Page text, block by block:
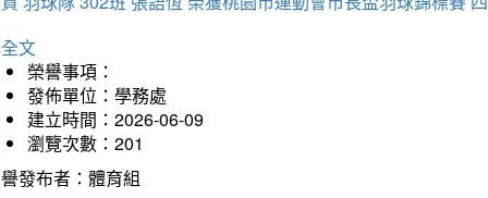
文
榮譽事項：
發佈單位：學務處
建立時間：2026-06-09
瀏覽次數：201
發布者：體育組